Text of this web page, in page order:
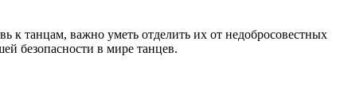
к танцам, важно уметь отделить их от недобросовестных
безопасности в мире танцев.